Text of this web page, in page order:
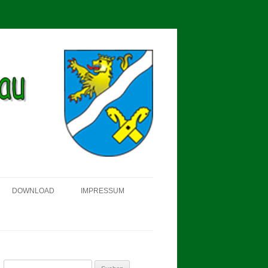
PROKLAMATION DER KÖNIGE
DOWNLOAD IMPRESSUM